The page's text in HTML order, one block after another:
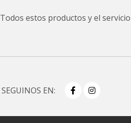
Todos estos productos y el
SEGUINOS EN: